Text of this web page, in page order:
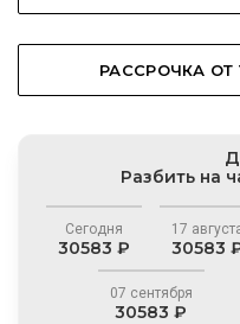
РАССРОЧКА ОТ
Разбить на
Сегодня
30583 ₽
17
30583
07 сентября
30583 ₽